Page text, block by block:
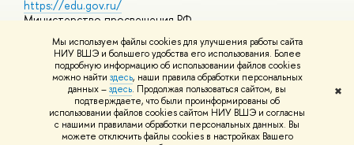
Мы используем файлы cookies для улучшения работы сайта
НИУ ВШЭ и большего удобства его использования. Более
подробную информацию об использовании файлов cookies
можно найти здесь, наши правила обработки персональных
данных –здесь. Продолжая пользоваться сайтом, вы
подтверждаете, что были проинформированы об
использовании файлов cookies сайтом НИУ ВШЭ и согласны
с нашими правилами обработки персональных данных. Вы
можете отключить файлы cookies в настройках Вашего
✖
https://edu.gov.ru/
Министерство просвещения РФ
https://elearning.hse.ru/mooc
Массовые открытые онлайн-курсы
© НИУ ВШЭ 1993–2026 Адреса и контактыУсловия
использования материалов Политика конфиденциальности
Шрифты HSE Sans и HSE Slab разработаны вШколе дизайна НИУ